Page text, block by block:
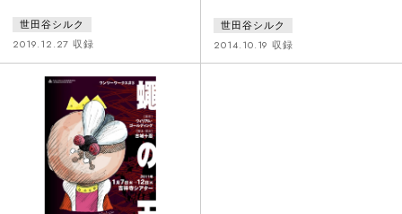
さがしに旅に出ます。行先は、
「思い出の国」、「夜の国」、
「森の国」、「死の国」、「贅沢
な国」、「やさしさの国」、「未
来の国」。しかしどこに行っても
青い鳥は見つかりません。そこで
二人は帰宅し老婆にそのことを告
げようとすると、老婆は家の中に
ずっといた鳥を欲しがりました。
よく見ると、その鳥は青く変化し
ていたのです。
世田谷シルク
2019.12.27 収録
行者から借りたという金を返済し
ていくことになるが、その最中に
弟は若い女に出会い、自由を知
世田谷シルク
2014.10.19 収録